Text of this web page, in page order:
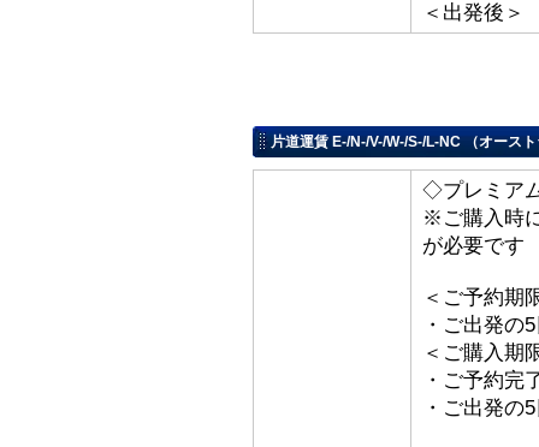
＜出発後
片道運賃 E-/N-/V-/W-/S-/L-NC （オース
◇プレミア
※ご購入時
が必要です
＜ご予約期
・ご出発の
＜ご購入期
・ご予約完
・ご出発の